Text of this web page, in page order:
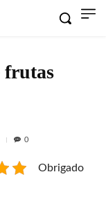
frutas
0
Obrigado